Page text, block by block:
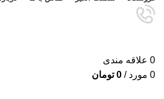
0 علاقه مندی
0 مورد /
0 تومان